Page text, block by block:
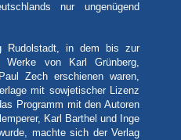
nur ungenügend
Rudolstadt, in dem bis zur
Werke von Karl Grünberg,
Zech erschienen waren,
mit sowjetischer Lizenz
Programm mit den Autoren
Karl Barthel und Inge
machte sich der Verlag